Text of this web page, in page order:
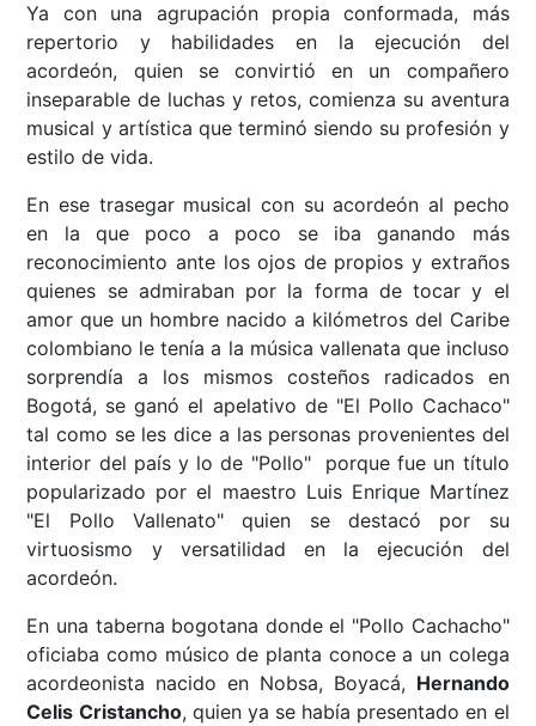
Ya con una agrupación propia conformada, más
repertorio y habilidades en la ejecución del
acordeón, quien se convirtió en un compañero
inseparable de luchas y retos, comienza su aventura
musical y artística que terminó siendo su profesión y
estilo de vida.
En ese trasegar musical con su acordeón al pecho
en la que poco a poco se iba ganando más
reconocimiento ante los ojos de propios y extraños
quienes se admiraban por la forma de tocar y el
amor que un hombre nacido a kilómetros del Caribe
colombiano le tenía a la música vallenata que incluso
sorprendía a los mismos costeños radicados en
Bogotá, se ganó el apelativo de "El Pollo Cachaco"
tal como se les dice a las personas provenientes del
interior del país y lo de "Pollo" porque fue un título
popularizado por el maestro Luis Enrique Martínez
"El Pollo Vallenato" quien se destacó por su
virtuosismo y versatilidad en la ejecución del
acordeón.
En una taberna bogotana donde el "Pollo Cachacho"
oficiaba como músico de planta conoce a un colega
acordeonista nacido en Nobsa, Boyacá, Hernando
Celis Cristancho, quien ya se había presentado en el